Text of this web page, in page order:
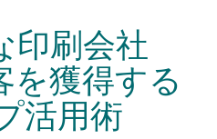
印刷会社
を獲得する
活用術